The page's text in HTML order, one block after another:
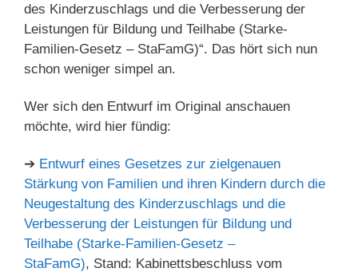
des Kinderzuschlags und die Verbesserung der
Leistungen für Bildung und Teilhabe (Starke-
Familien-Gesetz – StaFamG)“. Das hört sich nun
schon weniger simpel an.
Wer sich den Entwurf im Original anschauen
möchte, wird hier fündig:
➔ Entwurf eines Gesetzes zur zielgenauen
Stärkung von Familien und ihren Kindern durch die
Neugestaltung des Kinderzuschlags und die
Verbesserung der Leistungen für Bildung und
Teilhabe (Starke-Familien-Gesetz –
StaFamG), Stand: Kabinettsbeschluss vom